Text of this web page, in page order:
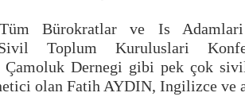
Bürokratlar ve Is
Toplum Kuruluslari
Çamoluk Dernegi gibi pek çok
olan Fatih AYDIN, Ingilizce ve